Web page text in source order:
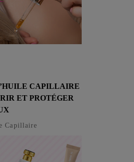
CAPILLAIRE
ET PROTÉGER
Capillaire